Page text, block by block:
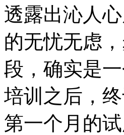
透露出沁人
的无忧无虑
段，确实是
培训之后，
第一个月的